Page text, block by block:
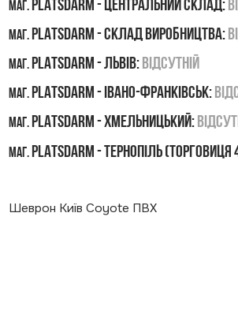
маг.PLATSDARM - Центральний склад:
маг.PLATSDARM - Склад виробництва:
маг.PLATSDARM - Львів:Відсутній
маг.PLATSDARM - Івано-Франківськ:
маг.PLATSDARM - Хмельницький:
маг.PLATSDARM - Тернопіль (Торговиця
Шеврон Київ Coyote ПВХ